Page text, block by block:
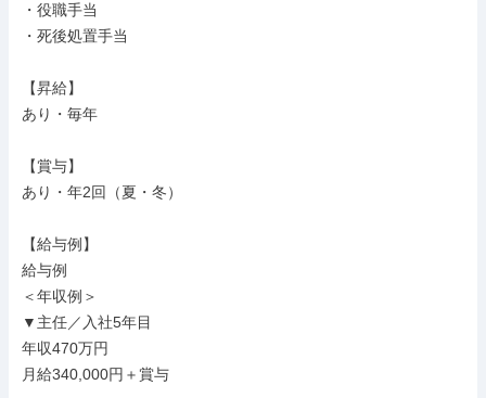
・役職手当
・死後処置手当
【昇給】
あり・毎年
【賞与】
あり・年2回（夏・冬）
【給与例】
給与例
＜年収例＞
▼主任／入社5年目
年収470万円
月給340,000円＋賞与